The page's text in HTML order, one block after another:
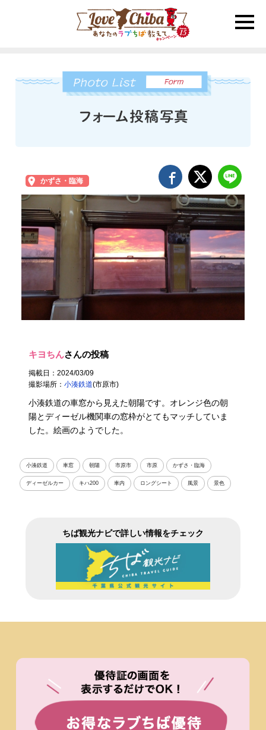
toggle
かずさ・臨海
キヨちんさんの投稿
掲載日：2024/03/09
撮影場所：小湊鉄道(市原市)
小湊鉄道の車窓から見えた朝陽です。オレンジ色の朝
陽とディーゼル機関車の窓枠がとてもマッチしていま
した。絵画のようでした。
小湊鉄道 車窓 朝陽 市原市 市原 かずさ・臨海
ディーゼルカー キハ200 車内 ロングシート 風景 景色
ちば観光ナビで詳しい情報をチェック